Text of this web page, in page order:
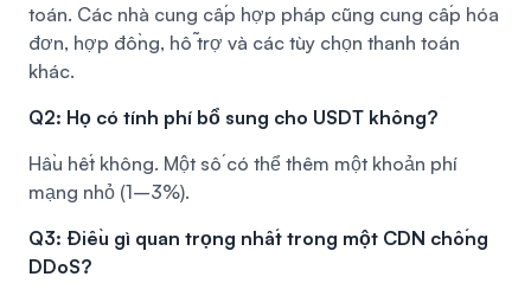
toán. Các nhà cung cấp hợp pháp cũng cung cấp hóa
đơn, hợp đồng, hỗ trợ và các tùy chọn thanh toán
khác.
Q2: Họ có tính phí bổ sung cho USDT không?
Hầu hết không. Một số có thể thêm một khoản phí
mạng nhỏ (1–3%).
Q3: Điều gì quan trọng nhất trong một CDN chống
DDoS?